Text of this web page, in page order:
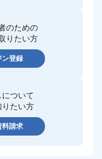
のための
りたい方
ン登録
ついて
りたい方
料請求